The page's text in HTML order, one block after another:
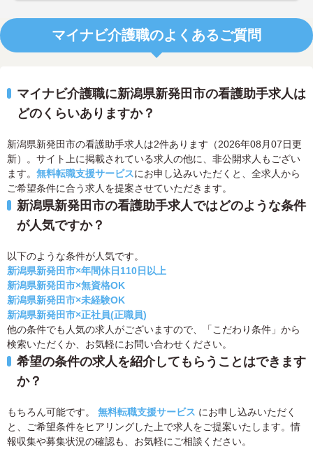
マイナビ介護職のよくあるご質問
マイナビ介護職に新潟県新発田市の看護助手求人は
どのくらいありますか？
新潟県新発田市の看護助手求人は2件あります（2026年08月07日更
新）。サイト上に掲載されている求人の他に、非公開求人もござい
ます。 無料転職支援サービスにお申し込みいただくと、全求人から
ご希望条件に合う求人を提案させていただきます。
新潟県新発田市の看護助手求人ではどのような条件
が人気ですか？
以下のような条件が人気です。
新潟県新発田市×年間休日110日以上
新潟県新発田市×無資格OK
新潟県新発田市×未経験OK
新潟県新発田市×正社員(正職員)
他の条件でも人気の求人がございますので、「こだわり条件」から
検索いただくか、お気軽にお問い合わせください。
希望の条件の求人を紹介してもらうことはできます
か？
もちろん可能です。 無料転職支援サービス にお申し込みいただく
と、ご希望条件をヒアリングした上で求人をご提案いたします。情
報収集や募集状況の確認も、お気軽にご相談ください。